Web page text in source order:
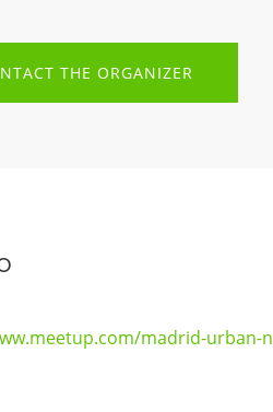
THE ORGANIZER
meetup-group/events/306454899/?utm_medium=referral&utm_campaign=yourEvent_savedevents_share_modal&utm_source=link